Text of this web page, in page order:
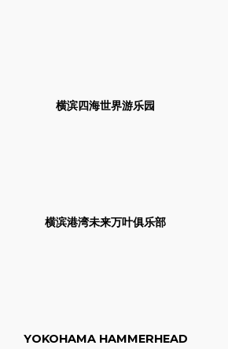
横滨四海世界游乐园
横滨港湾未来万叶俱乐部
YOKOHAMA HAMMERHEAD